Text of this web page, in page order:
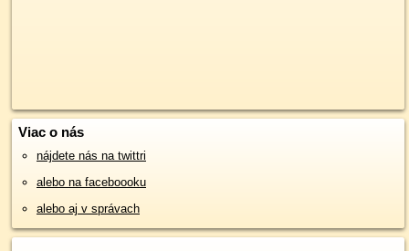
Viac o nás
nájdete nás na twittri
alebo na faceboooku
alebo aj v správach